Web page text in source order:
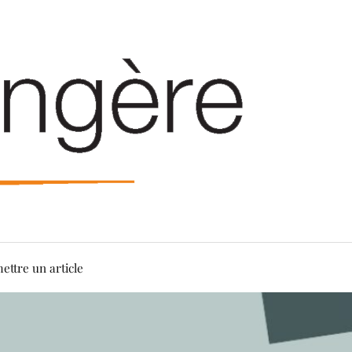
un article